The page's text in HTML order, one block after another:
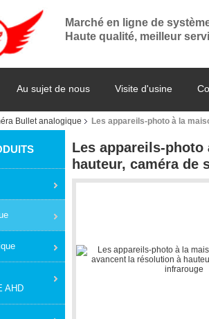
Marché en ligne de
Haute qualité, meilleur
Au sujet de nous Visite d'usine
Bullet analogique Les appareils-photo à la
AHD
Les appareils-photo
hauteur, caméra de